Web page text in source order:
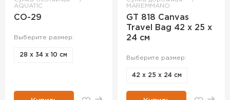
AQUATIC
СО-29
Выберите размер:
28 х 34 х 10 см
MAREMMANO
GT 818 Canvas
Travel Bag 42 х 25 х
24 см
Выберите размер:
42 х 25 х 24 см